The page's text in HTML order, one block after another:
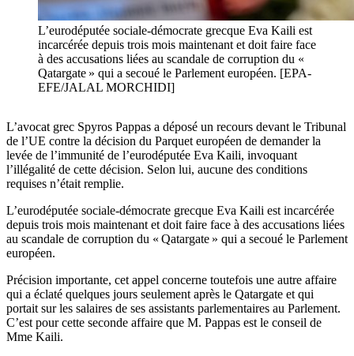
L’eurodéputée sociale-démocrate grecque Eva Kaili est
incarcérée depuis trois mois maintenant et doit faire face
à des accusations liées au scandale de corruption du «
Qatargate » qui a secoué le Parlement européen. [EPA-
EFE/JALAL MORCHIDI]
L’avocat grec Spyros Pappas a déposé un recours devant le Tribunal
de l’UE contre la décision du Parquet européen de demander la
levée de l’immunité de l’eurodéputée Eva Kaili, invoquant
l’illégalité de cette décision. Selon lui, aucune des conditions
requises n’était remplie.
L’eurodéputée sociale-démocrate grecque Eva Kaili est incarcérée
depuis trois mois maintenant et doit faire face à des accusations liées
au scandale de corruption du « Qatargate » qui a secoué le Parlement
européen.
Précision importante, cet appel concerne toutefois une autre affaire
qui a éclaté quelques jours seulement après le Qatargate et qui
portait sur les salaires de ses assistants parlementaires au Parlement.
C’est pour cette seconde affaire que M. Pappas est le conseil de
Mme Kaili.